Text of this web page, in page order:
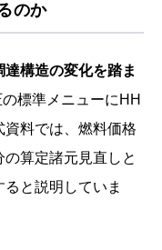
のか
達構造の変化を踏ま
標準メニューにHH
料では、燃料価格
算定諸元見直しと
と説明していま